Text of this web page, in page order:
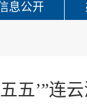
息公开
五’”连